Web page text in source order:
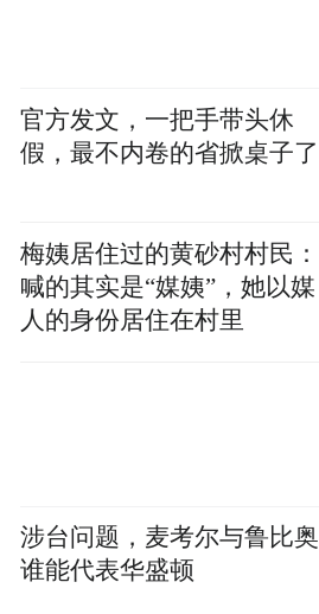
官方发文，一把手带头休
假，最不内卷的省掀桌子了
梅姨居住过的黄砂村村民：
喊的其实是“媒姨”，她以媒
人的身份居住在村里
涉台问题，麦考尔与鲁比奥
谁能代表华盛顿